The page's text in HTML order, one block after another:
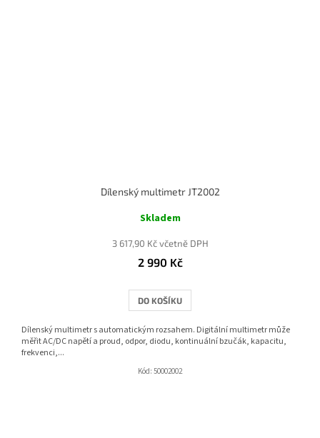
Dílenský multimetr JT2002
Skladem
3 617,90 Kč včetně DPH
2 990 Kč
DO KOŠÍKU
Dílenský multimetr s automatickým rozsahem. Digitální multimetr může
měřit AC/DC napětí a proud, odpor, diodu, kontinuální bzučák, kapacitu,
frekvenci,...
Kód: 50002002